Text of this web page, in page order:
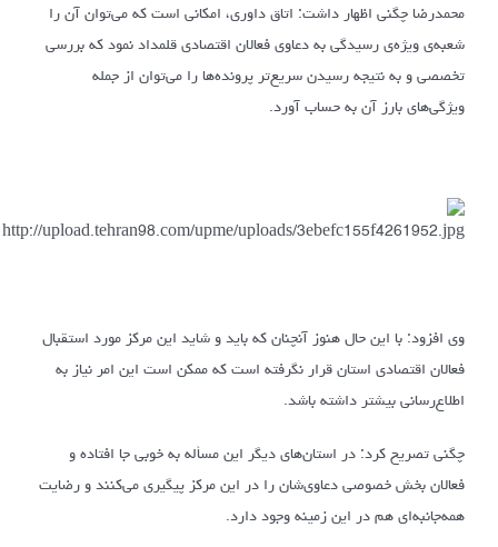
محمدرضا چگنی اظهار داشت: اتاق داوری، امکانی است که می‌توان آن را
شعبه‌ی ویژه‌ی رسیدگی به دعاوی فعالان اقتصادی قلمداد نمود که بررسی
تخصصی و به نتیجه رسیدن سریع‌تر پرونده‌ها را می‌توان از جمله
ویژگی‌های بارز آن به حساب آورد.
وی افزود: با این حال هنوز آنچنان که باید و شاید این مرکز مورد استقبال
فعالان اقتصادی استان قرار نگرفته است که ممکن است این امر نیاز به
اطلاع‌رسانی بیشتر داشته باشد.
چگنی تصریح کرد: در استان‌های دیگر این مسأله به خوبی جا افتاده و
فعالان بخش خصوصی دعاوی‌شان را در این مرکز پیگیری می‌کنند و رضایت
همه‌جانبه‌ای هم در این زمینه وجود دارد.